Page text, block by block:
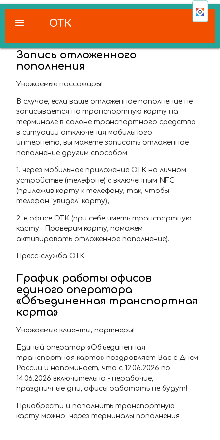
ОТК
menu
Запись отложенного
пополнения
Уважаемые пассажиры!
В случае, если ваше отложенное пополнение не
записывается на транспортную карту на
терминале в салоне транспортного средства
в ситуации отключения мобильного
интернета, вы можете записать отложенное
пополнение другим способом:
1. через мобильное приложение ОТК на личном
устройстве (телефоне) с включенным NFC
(приложив карту к телефону, так, чтобы
телефон "увидел" карту);
2. в офисе ОТК (при себе иметь транспортную
карту. Проверим карту, поможем
активировать отложенное пополнение).
Пресс-служба ОТК
График работы офисов
единого оператора
«Объединенная транспортная
карта»
Уважаемые клиенты, партнеры!
Единый оператор «Объединенная
транспортная карта» поздравляет Вас с Днем
России и напоминает, что с 12.06.2026 по
14.06.2026 включительно - нерабочие,
праздничные дни, офисы работать не будут!
Приобрести и пополнить транспортную
карту можно через терминалы пополнения